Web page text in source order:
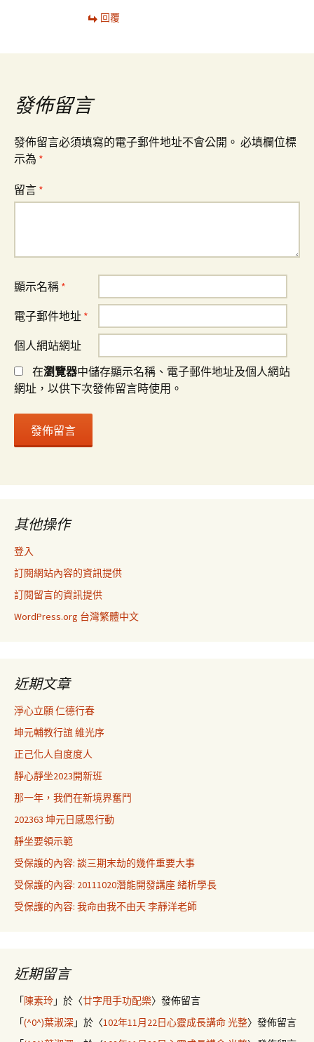
回覆
發佈留言
發佈留言必須填寫的電子郵件地址不會公開。 必填欄位標
示為 *
留言 *
顯示名稱 *
電子郵件地址 *
個人網站網址
在瀏覽器中儲存顯示名稱、電子郵件地址及個人網站
網址，以供下次發佈留言時使用。
其他操作
登入
訂閱網站內容的資訊提供
訂閱留言的資訊提供
WordPress.org 台灣繁體中文
近期文章
淨心立願 仁德行春
坤元輔教行誼 維光序
正己化人自度度人
靜心靜坐2023開新班
那一年，我們在新境界奮鬥
202363 坤元日感恩行動
靜坐要領示範
受保護的內容: 談三期末劫的幾件重要大事
受保護的內容: 20111020潛能開發講座 緒析學長
受保護的內容: 我命由我不由天 李靜洋老師
近期留言
「陳素玲」於〈廿字甩手功配樂〉發佈留言
「(^0^)葉淑深」於〈102年11月22日心靈成長講命 光整〉發佈留言